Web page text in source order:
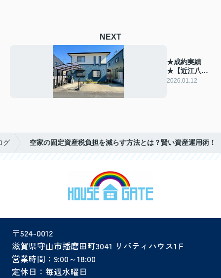
NEXT
★成約実績
★【近江八幡
市多賀町 一戸
2026.01.12
グ 空家の固定資産税負担を減らす方法とは？賢い資産運用術！
〒524-0012
滋賀県守山市播磨田町3041 リバティハウス1Ｆ
営業時間：9:00～18:00
定休日：毎週水曜日